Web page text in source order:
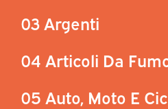
03 Argenti
04 Articoli Da
05 Auto, Moto E